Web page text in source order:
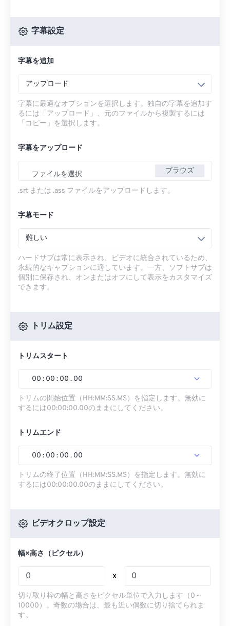
字幕設定
字幕を追加
アップロード
字幕に最適なオプションを選択します。独自の字幕を追加す
るには「アップロード」、元のファイルから複製するには
「コピー」を選択します。
字幕をアップロード
ファイルを選択 ブラウズ
.srt または .ass ファイルをアップロードします。
字幕モード
難しい
ハードサブは常に表示され、ビデオに統合されているため、
永続的なキャプションに適しています。一方、ソフトサブは
個別に保存され、オンまたはオフにして表示をカスタマイズ
できます。
トリム設定
トリムスタート
00 : 00 : 00 . 00
トリムの開始位置（HH:MM:SS.MS）を指定します。無効に
するには00:00:00.00のままにしてください。
トリムエンド
00 : 00 : 00 . 00
トリムの終了位置（HH:MM:SS.MS）を指定します。無効に
するには00:00:00.00のままにしてください。
ビデオクロップ設定
幅×高さ（ピクセル）
x
切り取り枠の幅と高さをピクセル単位で入力します（0～
10000）。奇数の場合は、最も近い偶数に切り捨てられま
す。